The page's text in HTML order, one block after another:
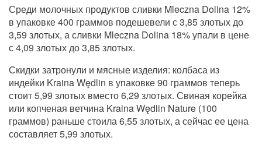
Среди молочных продуктов сливки Mleczna Dolina 12%
в упаковке 400 граммов подешевели с 3,85 злотых до
3,59 злотых, а сливки Mleczna Dolina 18% упали в цене
с 4,09 злотых до 3,85 злотых.
Скидки затронули и мясные изделия: колбаса из
индейки Kraina Wędlin в упаковке 90 граммов теперь
стоит 5,99 злотых вместо 6,29 злотых. Свиная корейка
или копченая ветчина Kraina Wędlin Nature (100
граммов) раньше стоила 6,55 злотых, а сейчас ее цена
составляет 5,99 злотых.